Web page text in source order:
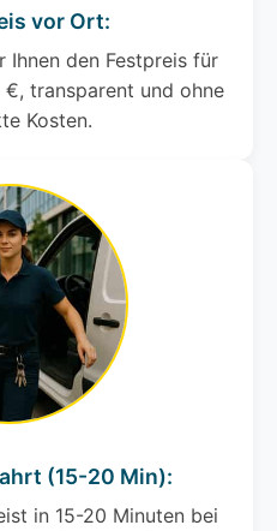
vor Ort:
Ihnen den Festpreis für
transparent und ohne
Kosten.
(15-20 Min):
in 15-20 Minuten bei